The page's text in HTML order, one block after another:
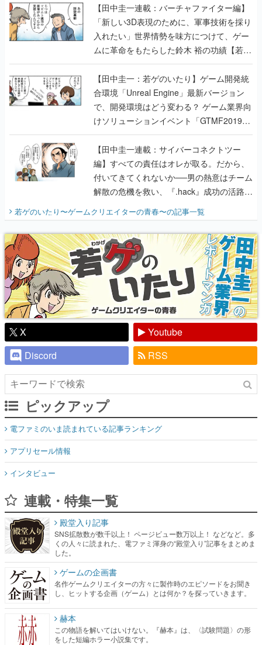
【田中圭一連載：バーチャファイター編】
「新しい3D表現のために、軍事技術を採り
入れたい」世界情勢を味方につけて、ゲー
ムに革命をもたらした鈴木 裕の功績【若ゲ
のいたり】
【田中圭一：若ゲのいたり】ゲーム開発統
合環境「Unreal Engine」最新バージョン
で、開発環境はどう変わる？ ゲーム業界向
けソリューションイベント「GTMF2019」
に行って、より理解を深めよう【PR】
【田中圭一連載：サイバーコネクトツー
編】すべての責任はオレが取る。だから、
付いてきてくれないか──男の熱意はチーム
解散の危機を救い、『.hack』成功の活路を
開く。業界の快男児・松山 洋に流れる血は
『少年ジャンプ』色だった【若ゲのいた
り】
若ゲのいたり〜ゲームクリエイターの青春〜の記事一覧
X
Youtube
Discord
RSS
ピックアップ
電ファミのいま読まれている記事ランキング
アプリセール情報
インタビュー
連載・特集一覧
殿堂入り記事
SNS拡散数が数千以上！ ページビュー数万以上！ などなど。多
くの人々に読まれた、電ファミ渾身の“殿堂入り”記事をまとめま
した。
ゲームの企画書
名作ゲームクリエイターの方々に製作時のエピソードをお聞き
し、ヒットする企画（ゲーム）とは何か？を探っていきます。
赫本
この物語を解いてはいけない。『赫本』は、〈試験問題〉の形
をした短編ホラー小説集です。